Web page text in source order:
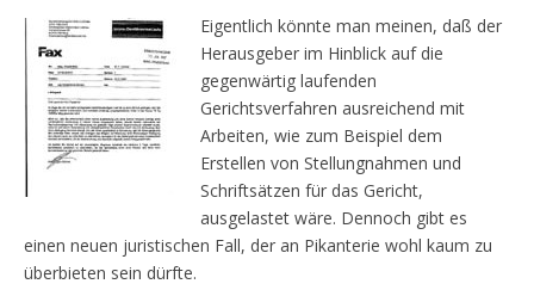
Eigentlich könnte man meinen, daß der
Herausgeber im Hinblick auf die
gegenwärtig laufenden
Gerichtsverfahren ausreichend mit
Arbeiten, wie zum Beispiel dem
Erstellen von Stellungnahmen und
Schriftsätzen für das Gericht,
ausgelastet wäre. Dennoch gibt es
einen neuen juristischen Fall, der an Pikanterie wohl kaum zu
überbieten sein dürfte.